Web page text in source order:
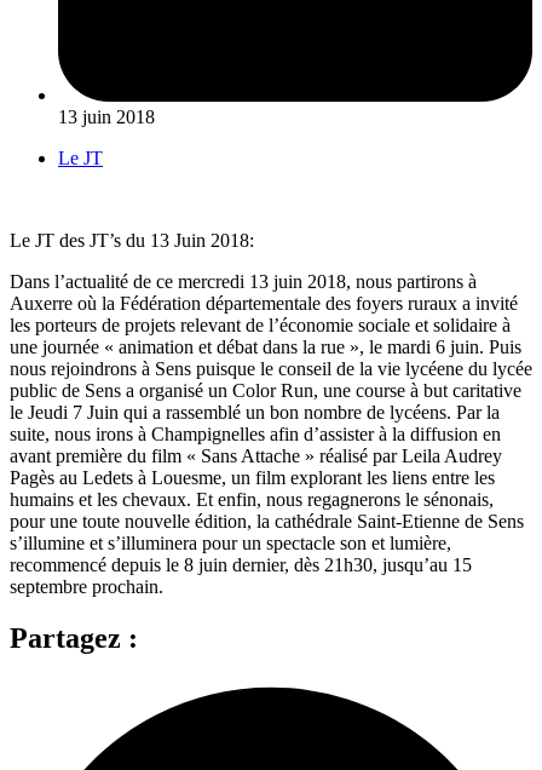
13 juin 2018
Le JT
Le JT des JT’s du 13 Juin 2018:
Dans l’actualité de ce mercredi 13 juin 2018, nous partirons à
Auxerre où la Fédération départementale des foyers ruraux a invité
les porteurs de projets relevant de l’économie sociale et solidaire à
une journée « animation et débat dans la rue », le mardi 6 juin. Puis
nous rejoindrons à Sens puisque le conseil de la vie lycéene du lycée
public de Sens a organisé un Color Run, une course à but caritative
le Jeudi 7 Juin qui a rassemblé un bon nombre de lycéens. Par la
suite, nous irons à Champignelles afin d’assister à la diffusion en
avant première du film « Sans Attache » réalisé par Leila Audrey
Pagès au Ledets à Louesme, un film explorant les liens entre les
humains et les chevaux. Et enfin, nous regagnerons le sénonais,
pour une toute nouvelle édition, la cathédrale Saint-Etienne de Sens
s’illumine et s’illuminera pour un spectacle son et lumière,
recommencé depuis le 8 juin dernier, dès 21h30, jusqu’au 15
septembre prochain.
Partagez :